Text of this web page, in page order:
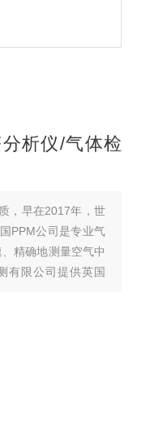
析仪/气体检
，早在2017年，世
国PPM公司是专业气
、精确地测量空气中
测有限公司提供英国